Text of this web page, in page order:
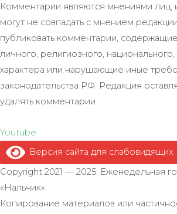
Комментарии являются мнениями лиц,
могут не совпадать с мнением
публиковать комментарии,
личного, религиозного,
характера или нарушающие иные
законодательства РФ. Редакция
удалять комментарии.
Youtube
Версия сайта для слабовидящих
Copyright 2021 — 2025. Еженедельная
«Нальчик».
Копирование материалов или